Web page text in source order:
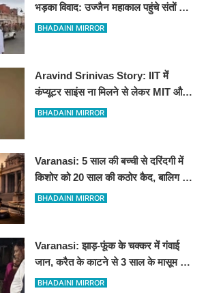
भड़का विवाद: उज्जैन महाकाल पहुंचे संतों और
कांवड़ियों ने जताया कड़ा विरोध
BHADAINI MIRROR
Aravind Srinivas Story: IIT में
कंप्यूटर साइंस ना मिलने से लेकर MIT और
पहले स्टार्टअप में रिजेक्शन तक
BHADAINI MIRROR
Varanasi: 5 साल की बच्ची से दरिंदगी में
किशोर को 20 साल की कठोर कैद, बालिग की
तरह चला मुकदमा
BHADAINI MIRROR
Varanasi: झाड़-फूंक के चक्कर में गंवाई
जान, करैत के काटने से 3 साल के मासूम की
मौत
BHADAINI MIRROR